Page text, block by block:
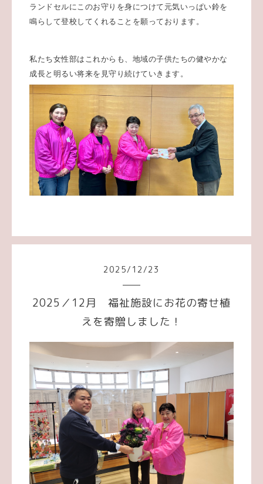
ランドセルにこのお守りを身につけて元気いっぱい鈴を
鳴らして登校してくれることを願っております。
私たち女性部はこれからも、地域の子供たちの健やかな
成長と明るい将来を見守り続けていきます。
2025/ 12/23
2025／12月 福祉施設にお花の寄せ植
えを寄贈しました！